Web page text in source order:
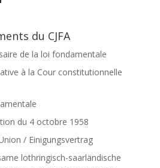
du CJFA
de la loi fondamentale
à la Cour constitutionnelle
du 4 octobre 1958
/ Einigungsvertrag
lothringisch-saarländische